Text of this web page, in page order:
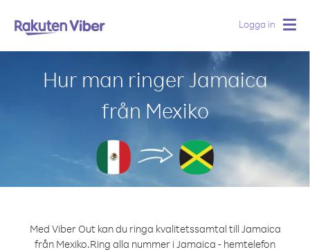
Logga in
Hur man ringer Jamaica
från Mexiko
Med Viber Out kan du ringa kvalitetssamtal till Jamaica
från Mexiko.Ring alla nummer i Jamaica - hemtelefon